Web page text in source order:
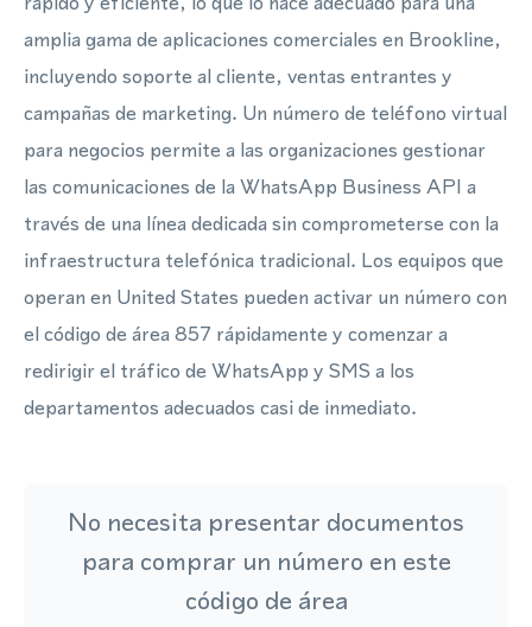
amplia gama de aplicaciones comerciales en Brookline,
incluyendo soporte al cliente, ventas entrantes y
campañas de marketing. Un número de teléfono virtual
para negocios permite a las organizaciones gestionar
las comunicaciones de la WhatsApp Business API a
través de una línea dedicada sin comprometerse con la
infraestructura telefónica tradicional. Los equipos que
operan en United States pueden activar un número con
el código de área 857 rápidamente y comenzar a
redirigir el tráfico de WhatsApp y SMS a los
departamentos adecuados casi de inmediato.
No necesita presentar documentos
para comprar un número en este
código de área